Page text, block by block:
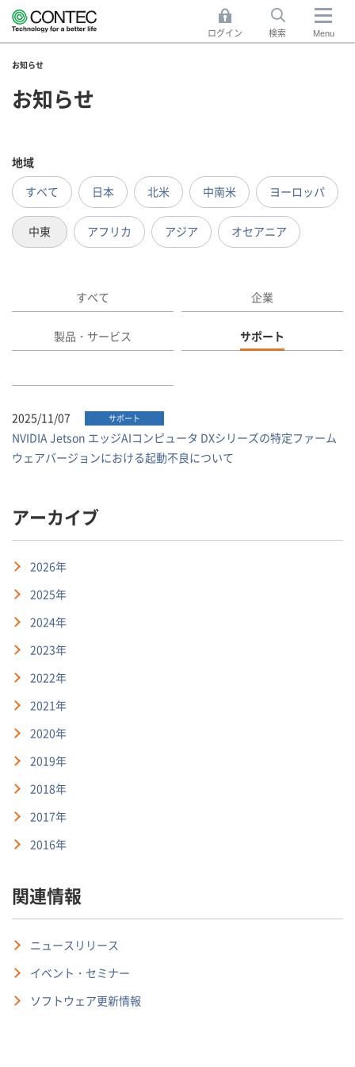
ログイン 検索 Menu
お知らせ
お知らせ
地域
すべて
日本 北米 中南米 ヨーロッパ
中東 アフリカ アジア オセアニア
すべて 企業
製品・サービス サポート
2025/11/07 サポート
NVIDIA Jetson エッジAIコンピュータ DXシリーズの特定ファーム
ウェアバージョンにおける起動不良について
アーカイブ
2026年
2025年
2024年
2023年
2022年
2021年
2020年
2019年
2018年
2017年
2016年
関連情報
ニュースリリース
イベント・セミナー
ソフトウェア更新情報